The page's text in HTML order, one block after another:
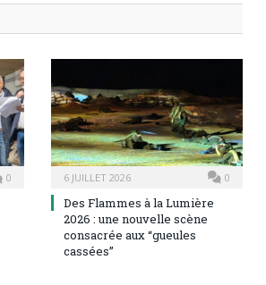
0 6 JUILLET 2026 0
Des Flammes à la Lumière
2026 : une nouvelle scène
consacrée aux “gueules
cassées”